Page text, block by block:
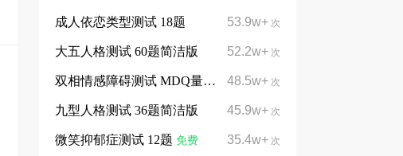
53.9w+ 次
成人依恋类型测试 18题
52.2w+ 次
大五人格测试 60题简洁版
48.5w+ 次
双相情感障碍测试 MDQ量表13题
45.9w+ 次
九型人格测试 36题简洁版
35.4w+ 次
微笑抑郁症测试 12题免费